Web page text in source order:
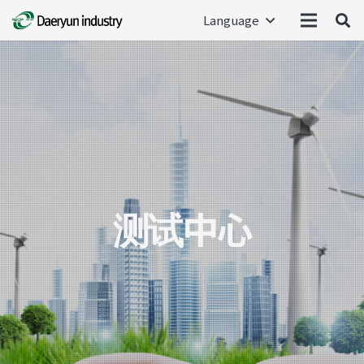
Language
测试中心